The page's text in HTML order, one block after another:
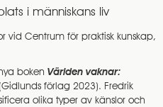
i människans liv
vid Centrum för praktisk kunskap,
boken Världen vaknar:
förlag 2023). Fredrik
olika typer av känslor och